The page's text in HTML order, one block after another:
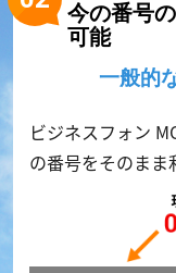
今の番号
可能
一般的
ビジネスフォン
の番号をそのまま